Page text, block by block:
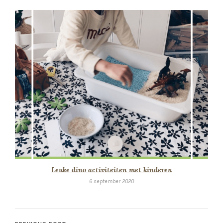
Leuke dino activiteiten met kinderen
6 september 2020